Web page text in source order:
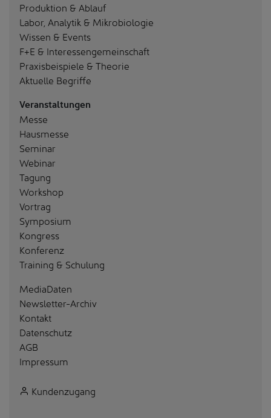
Produktion & Ablauf
Labor, Analytik & Mikrobiologie
Wissen & Events
F+E & Interessengemeinschaft
Praxisbeispiele & Theorie
Aktuelle Begriffe
Veranstaltungen
Messe
Hausmesse
Seminar
Webinar
Tagung
Workshop
Vortrag
Symposium
Kongress
Konferenz
Training & Schulung
MediaDaten
Newsletter-Archiv
Kontakt
Datenschutz
AGB
Impressum
Kundenzugang